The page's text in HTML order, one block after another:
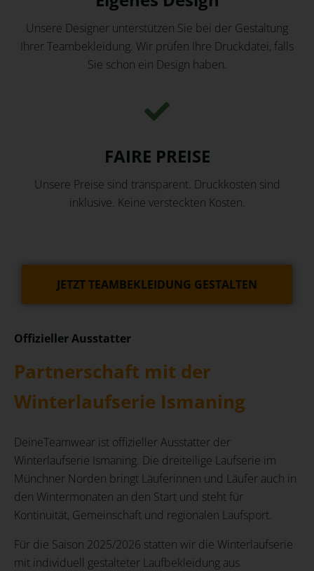
Unsere Designer unterstützen Sie bei der Gestaltung
Ihrer Teambekleidung. Wir prüfen Ihre Druckdatei, falls
Sie schon ein Design haben.
FAIRE PREISE
Unsere Preise sind transparent. Druckkosten sind
inklusive. Keine versteckten Kosten.
JETZT TEAMBEKLEIDUNG GESTALTEN
Offizieller Ausstatter
Partnerschaft mit der
Winterlaufserie Ismaning
DeineTeamwear ist offizieller Ausstatter der
Winterlaufserie Ismaning. Die dreiteilige Laufserie im
Münchner Norden bringt Läuferinnen und Läufer auch in
den Wintermonaten an den Start und steht für
Kontinuität, Gemeinschaft und regionalen Laufsport.
Für die Saison 2025/2026 statten wir die Winterlaufserie
mit individuell gestalteter Laufbekleidung aus